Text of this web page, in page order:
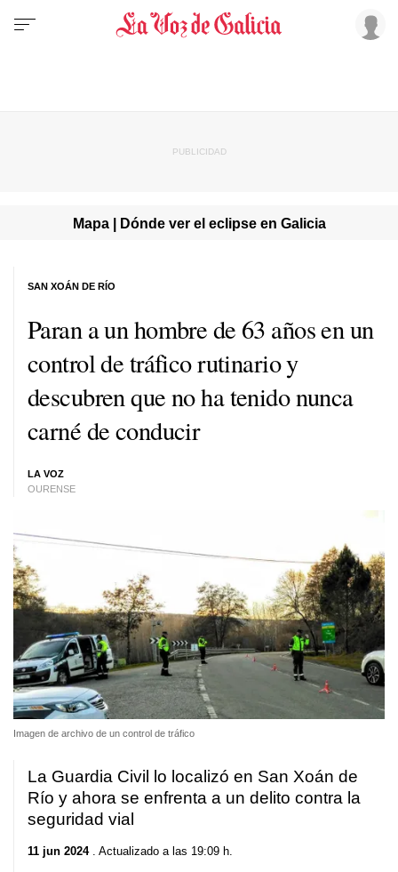
Mapa | Dónde ver el eclipse en Galicia
Paran a un hombre de 63 años en un
control de tráfico rutinario y
descubren que no ha tenido nunca
carné de conducir
LA VOZ
OURENSE
SAN XOÁN DE RÍO
Imagen de archivo de un control de tráfico
La Guardia Civil lo localizó en San Xoán de
Río y ahora se enfrenta a un delito contra la
seguridad vial
11 jun 2024. Actualizado a las 19:09 h.